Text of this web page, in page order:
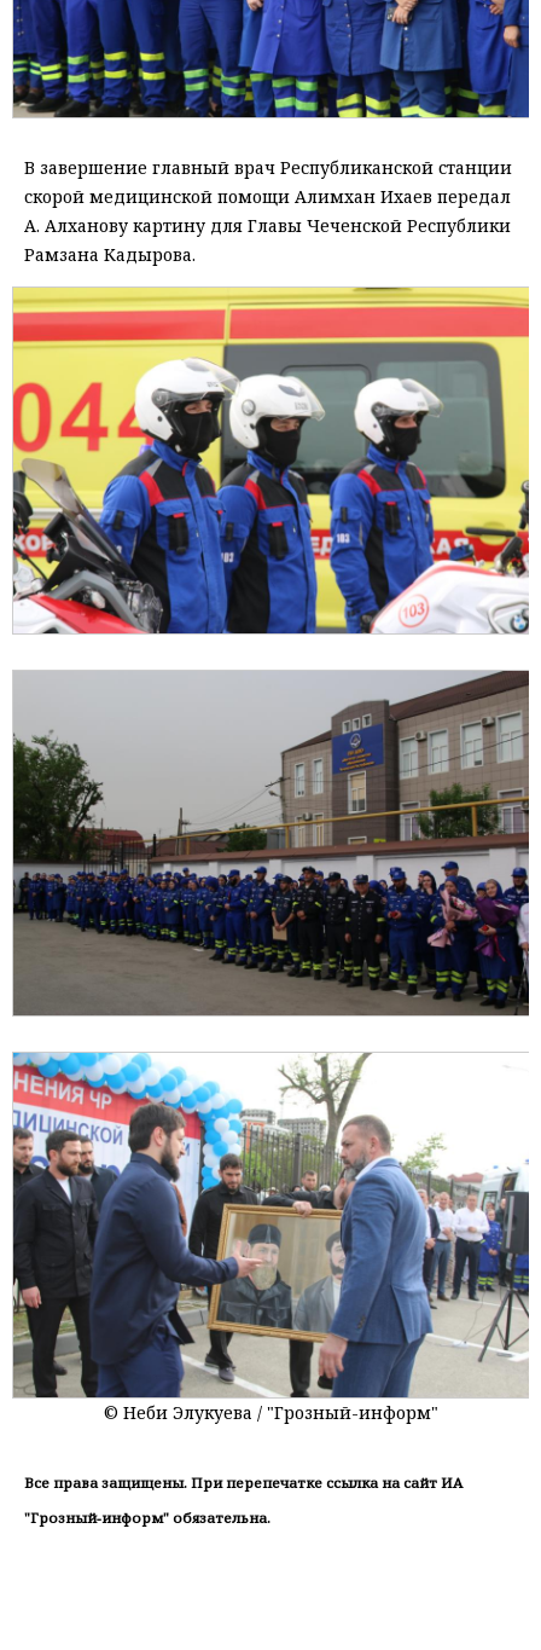
В завершение главный врач Республиканской станции
скорой медицинской помощи Алимхан Ихаев передал
А. Алханову картину для Главы Чеченской Республики
Рамзана Кадырова.
© Неби Элукуева / "Грозный-информ"
Все права защищены. При перепечатке ссылка на сайт ИА
"Грозный-информ" обязательна.